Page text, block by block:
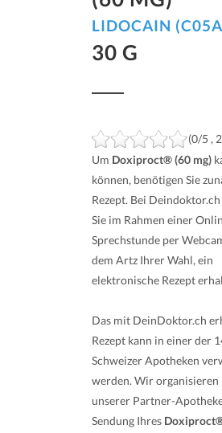
LIDOCAIN
30 G
(0/5 ,
Um Doxiproct® (60 mg)
können, benötigen Sie
Rezept. Bei
Sie im Rahmen einer
Sprechstunde per
dem Artz Ihrer Wahl, ein
elektronische Rezept
Das mit DeinDoktor.ch
Rezept kann in einer der
Schweizer Apotheken
werden. Wir
unserer Partner-
Sendung Ihres